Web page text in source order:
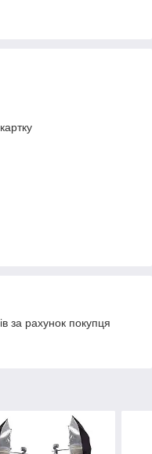
за рахунок покупця